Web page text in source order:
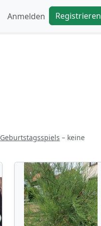
Anmelden Registrieren
Geburtstagsspiels – keine